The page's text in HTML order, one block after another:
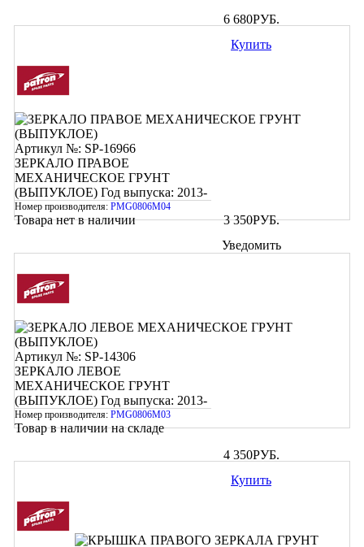
6 680РУБ.
Купить
Артикул №: SP-16966
ЗЕРКАЛО ПРАВОЕ
МЕХАНИЧЕСКОЕ ГРУНТ
(ВЫПУКЛОЕ) Год выпуска: 2013-
Номер производителя: PMG0806M04
Товара нет в наличии 3 350РУБ.
Уведомить
Артикул №: SP-14306
ЗЕРКАЛО ЛЕВОЕ
МЕХАНИЧЕСКОЕ ГРУНТ
(ВЫПУКЛОЕ) Год выпуска: 2013-
Номер производителя: PMG0806M03
Товар в наличии на складе
4 350РУБ.
Купить